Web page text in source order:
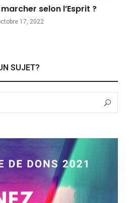
selon l’Esprit ?
17, 2022
SUJET?